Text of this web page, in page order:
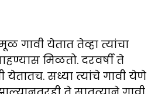
गावी येतात तेव्हा त्यांचा
मिळतो. दरवर्षी ते
सध्या त्यांचे गावी येणे